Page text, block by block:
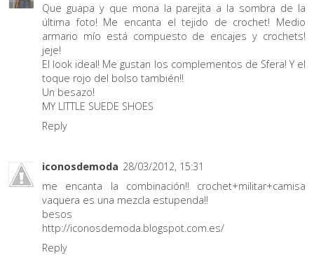
Que guapa y que mona la parejita a la sombra de la
última foto! Me encanta el tejido de crochet! Medio
armario mío está compuesto de encajes y crochets!
jeje!
El look ideal! Me gustan los complementos de Sfera! Y el
toque rojo del bolso también!!
Un besazo!
MY LITTLE SUEDE SHOES
Reply
iconosdemoda 28/03/2012, 15:31
me encanta la combinación!! crochet+militar+camisa
vaquera es una mezcla estupenda!!
besos
http://iconosdemoda.blogspot.com.es/
Reply